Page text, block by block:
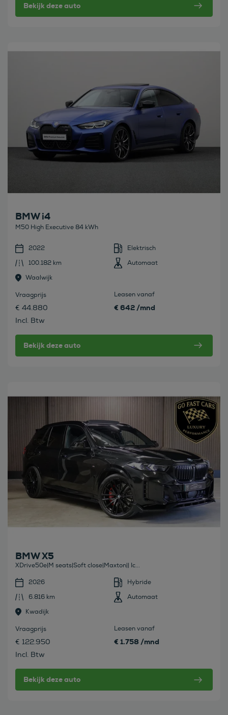
Bekijk deze auto
Bekijk deze auto
BMW i4
M50 High Executive 84 kWh
2022
Elektrisch
100.182 km
Automaat
Waalwijk
Vraagprijs
€ 44.880
Incl. Btw
Leasen vanaf
€ 642 /mnd
Bekijk deze auto
BMW X5
XDrive50e|M seats|Soft close|Maxton|| Ic...
2026
Hybride
6.816 km
Automaat
Kwadijk
Vraagprijs
€ 122.950
Incl. Btw
Leasen vanaf
€ 1.758 /mnd
Bekijk deze auto